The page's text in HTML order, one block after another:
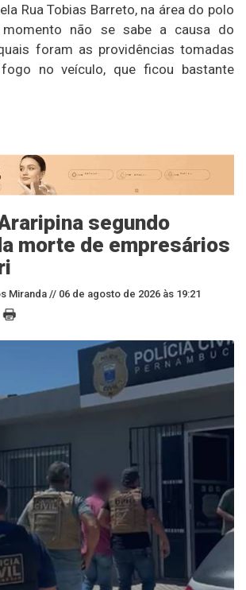
Rua Tobias Barreto, na área do polo
não se sabe a causa do
foram as providências tomadas
no veículo, que ficou bastante
segundo
morte de empresários
Miranda // 06 de agosto de 2026 às 19:21